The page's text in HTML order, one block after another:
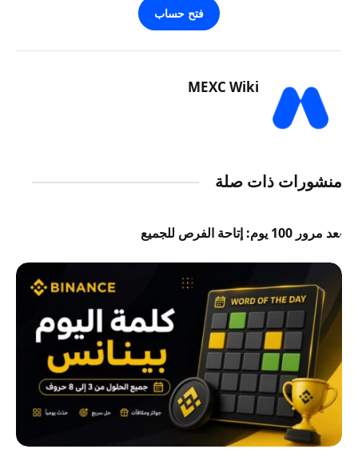
فتح حساب
MEXC Wiki
منشورات ذات صلة
بعد مرور 100 يوم: إتاحة الفرص للجميع